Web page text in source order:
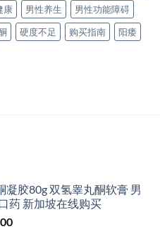
康 男性养生
男性功能障碍
硬度不足 购买指南 阳痿
凝胶80g 双氢睾丸酮软膏 男
药 新加坡在线购买
Price